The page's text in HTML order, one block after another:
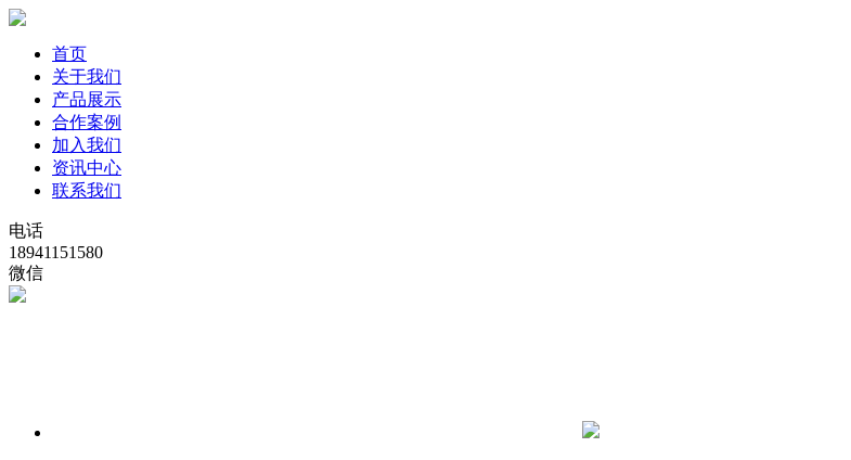
首页
关于我们
产品展示
合作案例
加入我们
资讯中心
联系我们
电话
18941151580
微信